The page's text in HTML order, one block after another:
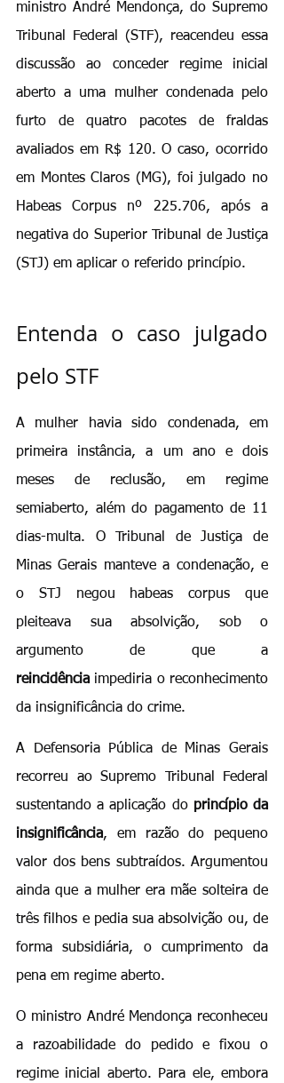
ministro André Mendonça, do Supremo
Tribunal Federal (STF), reacendeu essa
discussão ao conceder regime inicial
aberto a uma mulher condenada pelo
furto de quatro pacotes de fraldas
avaliados em R$ 120. O caso, ocorrido
em Montes Claros (MG), foi julgado no
Habeas Corpus nº 225.706, após a
negativa do Superior Tribunal de Justiça
(STJ) em aplicar o referido princípio.
Entenda o caso julgado
pelo STF
A mulher havia sido condenada, em
primeira instância, a um ano e dois
meses de reclusão, em regime
semiaberto, além do pagamento de 11
dias-multa. O Tribunal de Justiça de
Minas Gerais manteve a condenação, e
o STJ negou habeas corpus que
pleiteava sua absolvição, sob o
reincidência impediria o reconhecimento
da insignificância do crime.
A Defensoria Pública de Minas Gerais
recorreu ao Supremo Tribunal Federal
sustentando a aplicação do princípio da
insignificância, em razão do pequeno
valor dos bens subtraídos. Argumentou
ainda que a mulher era mãe solteira de
três filhos e pedia sua absolvição ou, de
forma subsidiária, o cumprimento da
pena em regime aberto.
O ministro André Mendonça reconheceu
a razoabilidade do pedido e fixou o
regime inicial aberto. Para ele, embora